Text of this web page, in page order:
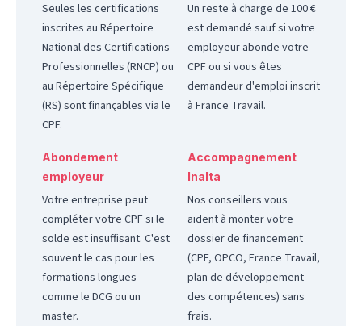
Seules les certifications
inscrites au Répertoire
National des Certifications
Professionnelles (RNCP) ou
au Répertoire Spécifique
(RS) sont finançables via le
CPF.
Un reste à charge de 100 €
est demandé sauf si votre
employeur abonde votre
CPF ou si vous êtes
demandeur d'emploi inscrit
à France Travail.
Abondement
employeur
Votre entreprise peut
compléter votre CPF si le
solde est insuffisant. C'est
souvent le cas pour les
formations longues
comme le DCG ou un
master.
Accompagnement
Inalta
Nos conseillers vous
aident à monter votre
dossier de financement
(CPF, OPCO, France Travail,
plan de développement
des compétences) sans
frais.